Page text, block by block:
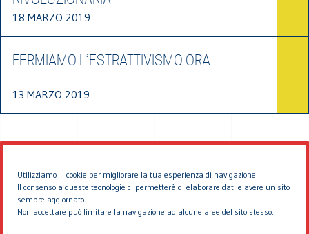
Utilizziamo i cookie per migliorare la tua esperienza di navigazione.
Il consenso a queste tecnologie ci permetterà di elaborare dati e avere un sito
sempre aggiornato.
Non accettare può limitare la navigazione ad alcune aree del sito stesso.
18 MARZO 2019
FERMIAMO L’ESTRATTIVISMO ORA
13 MARZO 2019